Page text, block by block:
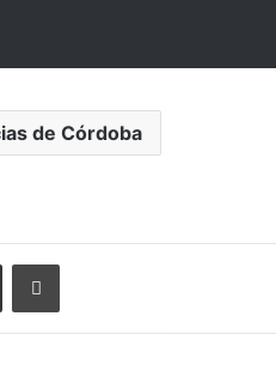
de Córdoba
Compartir por mail Imprimir